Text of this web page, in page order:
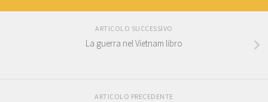
ARTICOLO SUCCESSIVO
La guerra nel Vietnam libro
ARTICOLO PRECEDENTE